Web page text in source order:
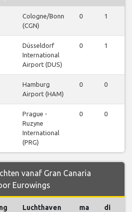
Cologne/Bonn
(CGN)
0 1
Düsseldorf
International
Airport (DUS)
0 1
Hamburg
Airport (HAM)
0 0
Prague -
Ruzyne
International
(PRG)
0 0
vanaf Gran Canaria
Eurowings
Luchthaven ma di